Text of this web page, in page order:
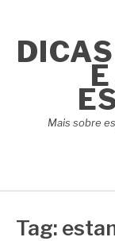
conteúdo
Mais sobre
Tag: